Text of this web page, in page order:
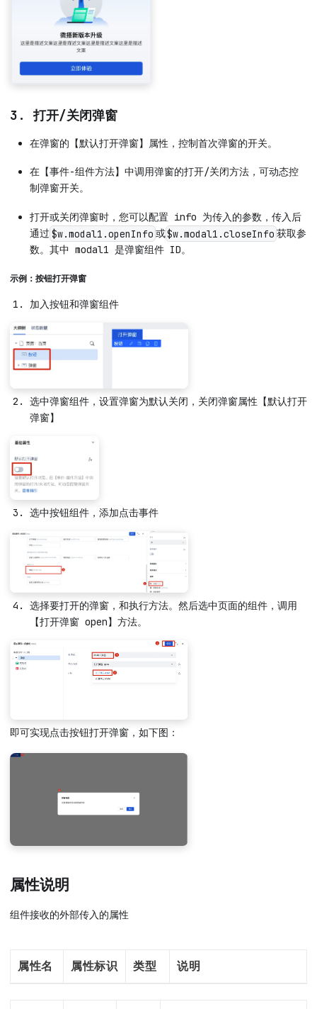
3. 打开/关闭弹窗
在弹窗的【默认打开弹窗】属性，控制首次弹窗的开关。
在【事件-组件方法】中调用弹窗的打开/关闭方法，可动态控
制弹窗开关。
打开或关闭弹窗时，您可以配置 info 为传入的参数，传入后
通过 $w.modal1.openInfo 或$w.modal1.closeInfo 获取参
数。其中 modal1 是弹窗组件 ID。
示例：按钮打开弹窗
加入按钮和弹窗组件
选中弹窗组件，设置弹窗为默认关闭，关闭弹窗属性【默认打开
弹窗】
选中按钮组件，添加点击事件
选择要打开的弹窗，和执行方法。然后选中页面的组件，调用
【打开弹窗 open】方法。
即可实现点击按钮打开弹窗，如下图：
属性说明
组件接收的外部传入的属性
属性名 属性标识 类型 说明